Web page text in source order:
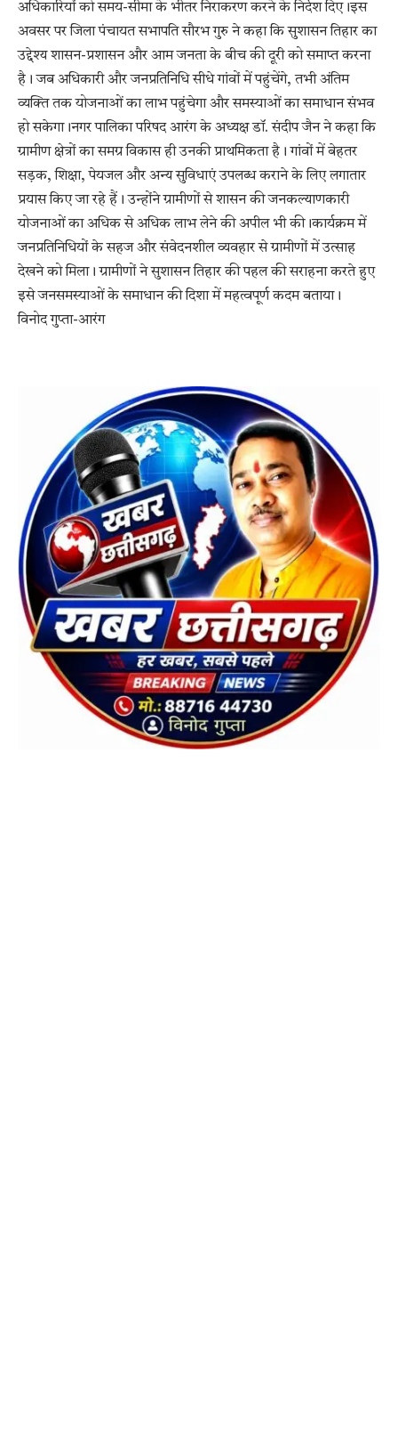
अधिकारियों को समय-सीमा के भीतर निराकरण करने के निर्देश दिए।इस
अवसर पर जिला पंचायत सभापति सौरभ गुरु ने कहा कि सुशासन तिहार का
उद्देश्य शासन-प्रशासन और आम जनता के बीच की दूरी को समाप्त करना
है। जब अधिकारी और जनप्रतिनिधि सीधे गांवों में पहुंचेंगे, तभी अंतिम
व्यक्ति तक योजनाओं का लाभ पहुंचेगा और समस्याओं का समाधान संभव
हो सकेगा।नगर पालिका परिषद आरंग के अध्यक्ष डॉ. संदीप जैन ने कहा कि
ग्रामीण क्षेत्रों का समग्र विकास ही उनकी प्राथमिकता है। गांवों में बेहतर
सड़क, शिक्षा, पेयजल और अन्य सुविधाएं उपलब्ध कराने के लिए लगातार
प्रयास किए जा रहे हैं। उन्होंने ग्रामीणों से शासन की जनकल्याणकारी
योजनाओं का अधिक से अधिक लाभ लेने की अपील भी की।कार्यक्रम में
जनप्रतिनिधियों के सहज और संवेदनशील व्यवहार से ग्रामीणों में उत्साह
देखने को मिला। ग्रामीणों ने सुशासन तिहार की पहल की सराहना करते हुए
इसे जनसमस्याओं के समाधान की दिशा में महत्वपूर्ण कदम बताया।
विनोद गुप्ता-आरंग